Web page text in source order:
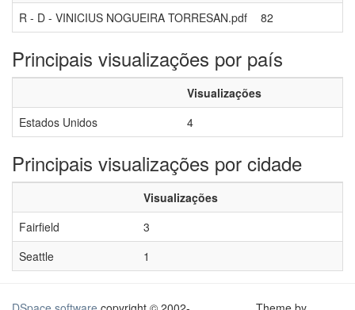
R - D - VINICIUS NOGUEIRA TORRESAN.pdf
82
Principais visualizações por país
Visualizações
Estados Unidos
4
Principais visualizações por cidade
Visualizações
Fairfield
3
Seattle
1